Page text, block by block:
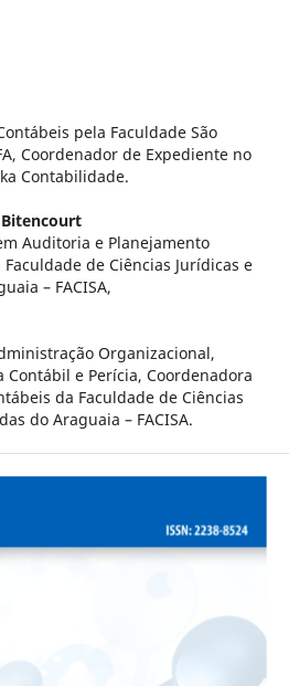
pela Faculdade São
Coordenador de Expediente no
Contabilidade.
Bitencourt
Auditoria e Planejamento
de Ciências Jurídicas e
– FACISA,
Organizacional,
e Perícia, Coordenadora
da Faculdade de Ciências
do Araguaia – FACISA.